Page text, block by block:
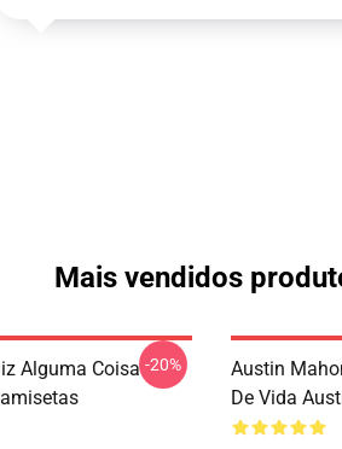
Mais vendidos
Alguma Coisa -20%
Austin
De Vida